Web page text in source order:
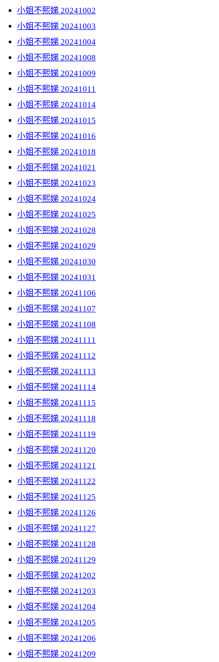
小姐不熙娣 20241002
小姐不熙娣 20241003
小姐不熙娣 20241004
小姐不熙娣 20241008
小姐不熙娣 20241009
小姐不熙娣 20241011
小姐不熙娣 20241014
小姐不熙娣 20241015
小姐不熙娣 20241016
小姐不熙娣 20241018
小姐不熙娣 20241021
小姐不熙娣 20241023
小姐不熙娣 20241024
小姐不熙娣 20241025
小姐不熙娣 20241028
小姐不熙娣 20241029
小姐不熙娣 20241030
小姐不熙娣 20241031
小姐不熙娣 20241106
小姐不熙娣 20241107
小姐不熙娣 20241108
小姐不熙娣 20241111
小姐不熙娣 20241112
小姐不熙娣 20241113
小姐不熙娣 20241114
小姐不熙娣 20241115
小姐不熙娣 20241118
小姐不熙娣 20241119
小姐不熙娣 20241120
小姐不熙娣 20241121
小姐不熙娣 20241122
小姐不熙娣 20241125
小姐不熙娣 20241126
小姐不熙娣 20241127
小姐不熙娣 20241128
小姐不熙娣 20241129
小姐不熙娣 20241202
小姐不熙娣 20241203
小姐不熙娣 20241204
小姐不熙娣 20241205
小姐不熙娣 20241206
小姐不熙娣 20241209